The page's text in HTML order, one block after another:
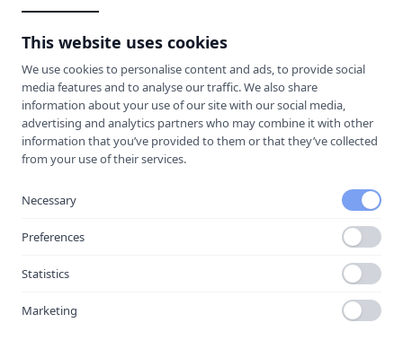
F33 Lokaliseringsmärken för vägvisning
Räddningsplats
Snabbfakta
Form
This website uses cookies
We use cookies to personalise content and ads, to provide social
media features and to analyse our traffic. We also share
information about your use of our site with our social media,
advertising and analytics partners who may combine it with other
information that you’ve provided to them or that they’ve collected
from your use of their services.
Necessary
Preferences
Statistics
Marketing